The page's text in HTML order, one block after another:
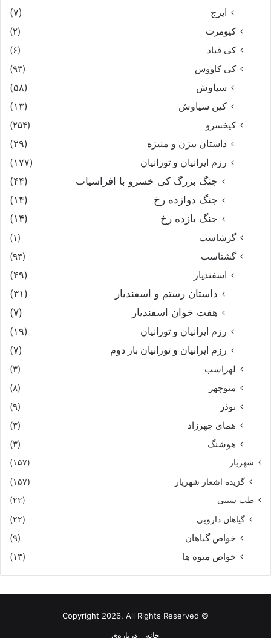
ایرج
(۷)
کیومرث
(۲)
کی قباد
(۶)
کی کاووس
(۹۳)
سیاوش
(۵۸)
کین سیاوش
(۱۳)
کیخسرو
(۲۵۴)
داستان بیژن و منیژه
(۲۹)
رزم ایرانیان و تورانیان
(۱۷۷)
جنگ بزرگ کی خسرو با افراسیاب
(۴۴)
جنگ دوازده رخ
(۱۴)
جنگ یازده رخ
(۱۴)
گرشاسپ
(۱)
گشتاسب
(۹۳)
اسفندیار
(۴۹)
داستان رستم و اسفندیار
(۳۱)
هفت خوان اسفندیار
(۷)
رزم ایرانیان و تورانیان
(۱۹)
رزم ایرانیان و تورانیان بار دوم
(۷)
لهراسب
(۳)
منوچهر
(۸)
نوذر
(۹)
هماى چهرزاد
(۳)
هوشنگ
(۳)
شهریار (۱۵۷)
گزیده اشعار شهریار (۱۵۷)
طب سنتی (۲۲)
گیاهان دارویی (۲۲)
خواص گیاهان
(۹)
خواص میوه ها
(۱۳)
© Copyright 2026, All Rights Reserved
خانه
درباره‌ی